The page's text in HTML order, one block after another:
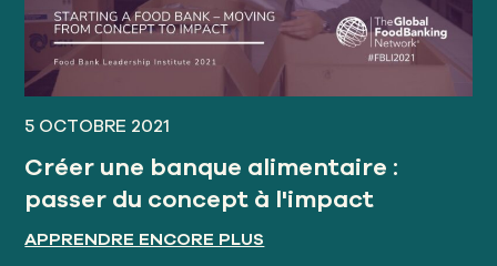
5 OCTOBRE 2021
Créer une banque alimentaire :
passer du concept à l'impact
APPRENDRE ENCORE PLUS